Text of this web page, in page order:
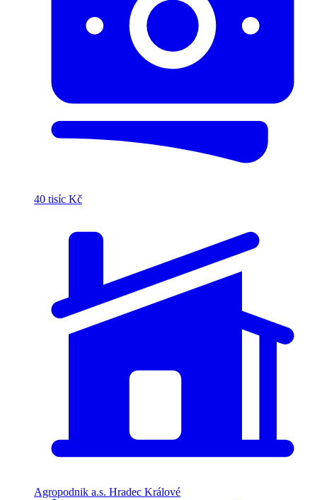
40 tisíc Kč
Agropodnik a.s. Hradec Králové